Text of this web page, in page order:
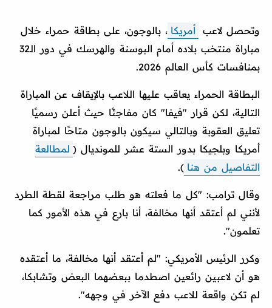
وتحصل لاعب أمريكا ، بالوجون، على بطاقة حمراء خلال
مباراة منتخب بلاده أمام البوسنة والهرسك في دور الـ32
بمنافسات كأس العالم 2026.
البطاقة الحمراء يعاقب عليها اللاعب بالإيقاف عن المباراة
التالية، لكن قرار "فيفا" كان مفاجئًا حيث أعلن رسميًا
تعليق العقوبة وبالتالي سيكون بالوجون متاحًا لمباراة
أمريكا وبلجيكا بدور الستة عشر للمونديال ( لمطالعة
التفاصيل من هنا ).
وقال ترامب: "كل ما فعلته هو طلب مراجعة لقطة الطرد
لأنني لم أعتقد أنها مخالفة، أنا بارع في هذه الأمور كما
تعلمون".
وكرر الرئيس الأمريكي: "لم أعتقد أنها مخالفة، ما أعتقده
هو أن لاعبين رائعين اصطدما ببعضهما البعض وتشابكا،
لم تكن واقعة للاعب دفع الآخر في وجهه".